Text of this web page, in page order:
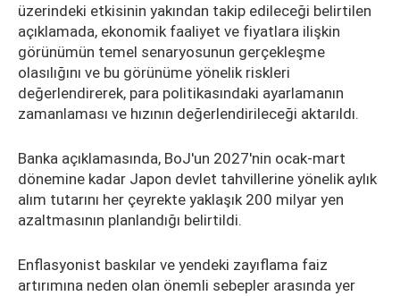
üzerindeki etkisinin yakından takip edileceği belirtilen
açıklamada, ekonomik faaliyet ve fiyatlara ilişkin
görünümün temel senaryosunun gerçekleşme
olasılığını ve bu görünüme yönelik riskleri
değerlendirerek, para politikasındaki ayarlamanın
zamanlaması ve hızının değerlendirileceği aktarıldı.
Banka açıklamasında, BoJ'un 2027'nin ocak-mart
dönemine kadar Japon devlet tahvillerine yönelik aylık
alım tutarını her çeyrekte yaklaşık 200 milyar yen
azaltmasının planlandığı belirtildi.
Enflasyonist baskılar ve yendeki zayıflama faiz
artırımına neden olan önemli sebepler arasında yer